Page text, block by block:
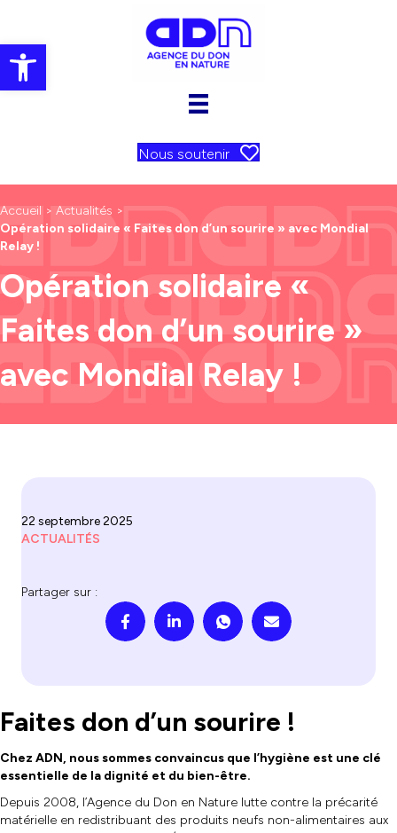
Ouvrir la barre d’outils
Nous soutenir
Accueil > Actualités >
Opération solidaire « Faites don d’un sourire » avec Mondial
Relay !
Opération solidaire «
Faites don d’un sourire »
avec Mondial Relay !
22 septembre 2025
ACTUALITÉS
Partager sur :
Faites don d’un sourire !
Chez ADN, nous sommes convaincus que l’hygiène est une clé
essentielle de la dignité et du bien-être.
Depuis 2008, l’Agence du Don en Nature lutte contre la précarité
matérielle en redistribuant des produits neufs non-alimentaires aux